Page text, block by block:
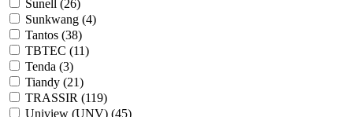
Sunell (26)
Sunkwang (4)
Tantos (38)
TBTEC (11)
Tenda (3)
Tiandy (21)
TRASSIR (119)
Uniview (UNV) (45)